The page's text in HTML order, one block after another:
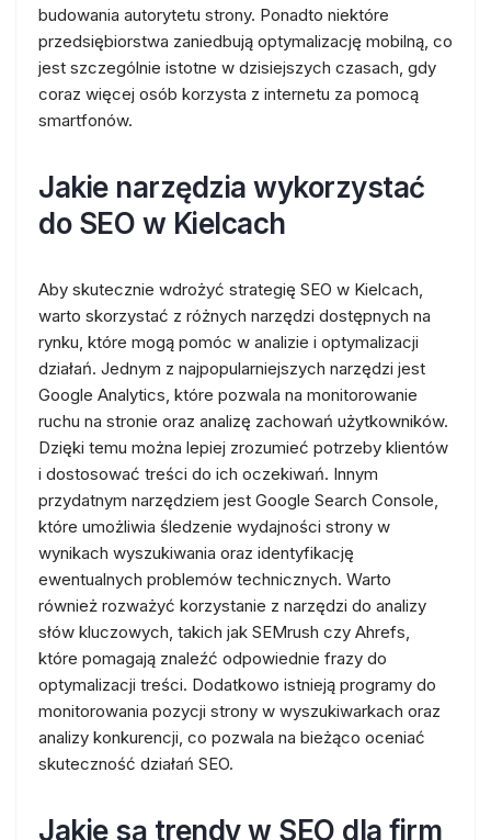
budowania autorytetu strony. Ponadto niektóre
przedsiębiorstwa zaniedbują optymalizację mobilną, co
jest szczególnie istotne w dzisiejszych czasach, gdy
coraz więcej osób korzysta z internetu za pomocą
smartfonów.
Jakie narzędzia wykorzystać
do SEO w Kielcach
Aby skutecznie wdrożyć strategię SEO w Kielcach,
warto skorzystać z różnych narzędzi dostępnych na
rynku, które mogą pomóc w analizie i optymalizacji
działań. Jednym z najpopularniejszych narzędzi jest
Google Analytics, które pozwala na monitorowanie
ruchu na stronie oraz analizę zachowań użytkowników.
Dzięki temu można lepiej zrozumieć potrzeby klientów
i dostosować treści do ich oczekiwań. Innym
przydatnym narzędziem jest Google Search Console,
które umożliwia śledzenie wydajności strony w
wynikach wyszukiwania oraz identyfikację
ewentualnych problemów technicznych. Warto
również rozważyć korzystanie z narzędzi do analizy
słów kluczowych, takich jak SEMrush czy Ahrefs,
które pomagają znaleźć odpowiednie frazy do
optymalizacji treści. Dodatkowo istnieją programy do
monitorowania pozycji strony w wyszukiwarkach oraz
analizy konkurencji, co pozwala na bieżąco oceniać
skuteczność działań SEO.
Jakie są trendy w SEO dla firm